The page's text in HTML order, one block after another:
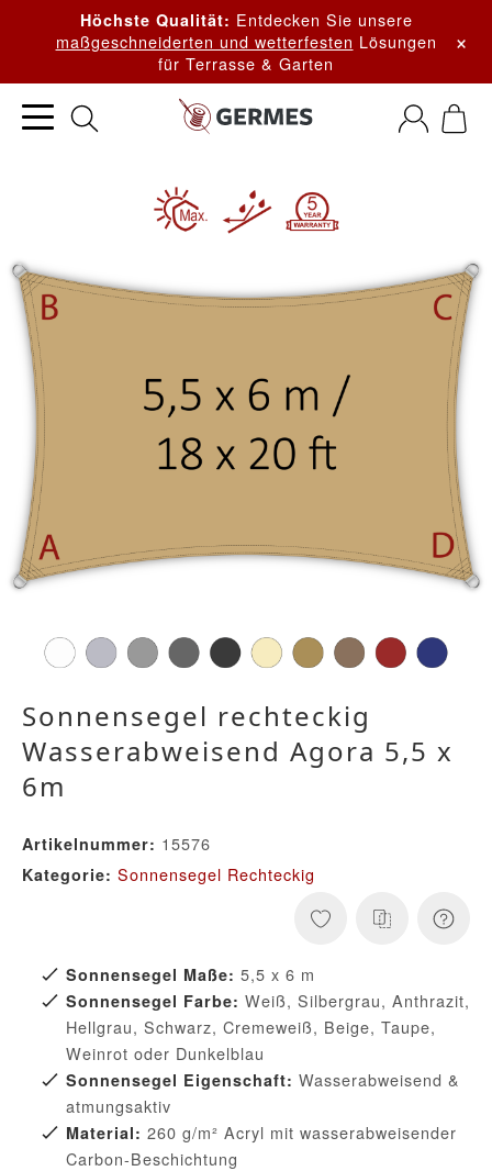
Höchste Qualität: Entdecken Sie unsere
maßgeschneiderten und wetterfesten Lösungen
für Terrasse & Garten
×
Sonnensegel rechteckig
Wasserabweisend Agora 5,5 x
6m
Artikelnummer: 15576
Kategorie: Sonnensegel Rechteckig
Sonnensegel Maße: 5,5 x 6 m
Sonnensegel Farbe: Weiß, Silbergrau, Anthrazit,
Hellgrau, Schwarz, Cremeweiß, Beige, Taupe,
Weinrot oder Dunkelblau
Sonnensegel Eigenschaft: Wasserabweisend &
atmungsaktiv
Material: 260 g/m² Acryl mit wasserabweisender
Carbon-Beschichtung